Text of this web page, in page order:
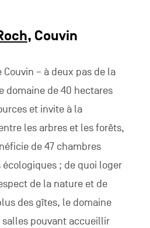
, Couvin
– à deux pas de la
domaine de 40 hectares
et invite à la
les arbres et les forêts,
de 47 chambres
; de quoi loger
de la nature et de
des gîtes, le domaine
pouvant accueillir